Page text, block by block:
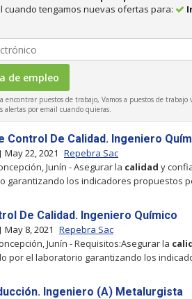
cuando tengamos nuevas ofertas para:
encontrar puestos de trabajo, Vamos a puestos de trabajo
alertas por email cuando quieras.
Control De Calidad. Ingeniero
May 22, 2021 Repebra Sac
Junín - Asegurar la calidad y
garantizando los indicadores propuestos
De Calidad. Ingeniero Químico
May 8, 2021 Repebra Sac
Junín - Requisitos:Asegurar la
por el laboratorio garantizando los
Ingeniero (A) Metalurgista